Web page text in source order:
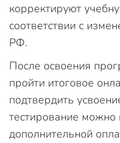
корректируют
соответствии с
РФ.
После освоения
пройти итоговое
подтвердить
тестирование можно
дополнительной